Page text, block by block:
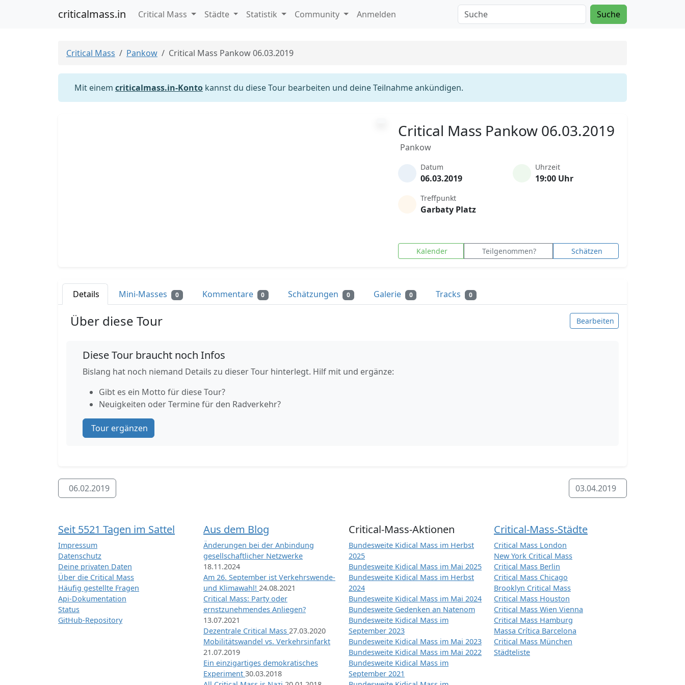
criticalmass.in Critical Mass Städte Statistik Community Anmelden Suche
Critical Mass Pankow Critical Mass Pankow 06.03.2019
Mit einem criticalmass.in-Konto kannst du diese Tour bearbeiten und deine Teilnahme ankündigen.
Critical Mass Pankow 06.03.2019
Pankow
Datum
06.03.2019
Uhrzeit
19:00 Uhr
Treffpunkt
Garbaty Platz
Kalender Teilgenommen? Schätzen
Details Mini-Masses 0 Kommentare 0 Schätzungen 0 Galerie 0 Tracks 0
Über diese Tour Bearbeiten
Diese Tour braucht noch Infos
Bislang hat noch niemand Details zu dieser Tour hinterlegt. Hilf mit und ergänze:
Gibt es ein Motto für diese Tour?
Neuigkeiten oder Termine für den Radverkehr?
Tour ergänzen
06.02.2019 03.04.2019
Seit 5521 Tagen im Sattel
Impressum
Datenschutz
Deine privaten Daten
Über die Critical Mass
Häufig gestellte Fragen
Api-Dokumentation
Status
GitHub-Repository
Aus dem Blog
Änderungen bei der Anbindung
gesellschaftlicher Netzwerke
18.11.2024
Am 26. September ist Verkehrswende-
und Klimawahl! 24.08.2021
Critical Mass: Party oder
ernstzunehmendes Anliegen?
13.07.2021
Dezentrale Critical Mass 27.03.2020
Mobilitätswandel vs. Verkehrsinfarkt
21.07.2019
Ein einzigartiges demokratisches
Experiment 30.03.2018
Critical-Mass-Aktionen
Bundesweite Kidical Mass im Herbst
2025
Bundesweite Kidical Mass im Mai 2025
Bundesweite Kidical Mass im Herbst
2024
Bundesweite Kidical Mass im Mai 2024
Bundesweite Gedenken an Natenom
Bundesweite Kidical Mass im
September 2023
Bundesweite Kidical Mass im Mai 2023
Bundesweite Kidical Mass im Mai 2022
Bundesweite Kidical Mass im
September 2021
Critical-Mass-Städte
Critical Mass London
New York Critical Mass
Critical Mass Berlin
Critical Mass Chicago
Brooklyn Critical Mass
Critical Mass Houston
Critical Mass Wien Vienna
Critical Mass Hamburg
Massa Crítica Barcelona
Critical Mass München
Städteliste